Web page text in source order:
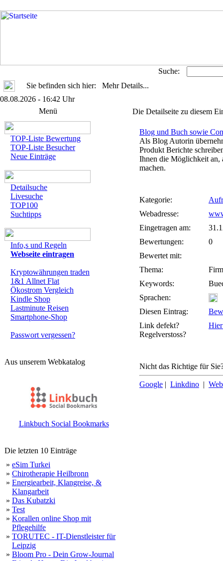
Suche:
Sie befinden sich hier: Mehr Details...
08.08.2026 - 16:42 Uhr
Menü
TOP-Liste Bewertung
TOP-Liste Besucher
Neue Einträge
Detailsuche
Livesuche
TOP100
Suchtipps
Info,s und Regeln
Webseite eintragen
Kryptowährungen traden
1&1 Allnet Flat
Ökostrom Vergleich
Kindle Shop
Lastminute Reisen
Smartphone-Shop
Passwort vergessen?
Aus unserem Webkatalog
Linkbuch Social Bookmarks
Die letzten 10 Einträge
» eSim Turkei
» Chirotherapie Heilbronn
» Energiearbeit, Klangreise, &
Klangarbeit
» Das Kubatzki
» Test
» Korallen online Shop mit
Pflegehilfe
» TORUTEC - IT-Dienstleister für
Leipzig
» Bloom Pro - Dein Grow-Journal
Die Detailseite zu diesem
Blog und Buch sowie
Als Blog Autorin
Produkt Berichte
Ihnen die Möglichkeit an,
machen.
Kategorie:
Webadresse:
Eingetragen am:
Bewertungen:
0
Bewertet mit:
Thema:
Keywords:
Sprachen:
Diesen Eintrag:
Link defekt?
Regelverstoss?
Nicht das Richtige für
Google | Linkdino | Web